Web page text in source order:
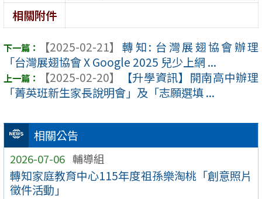
相關公告
2026-07-06 輔導組
轉知家庭教育中心115年度祖孫樂淘桃「創意照片
徵件活動」
相關附件
【2025-02-21】 轉知: 台灣展翅協會辦理
「台灣展翅協會 X Google 2025 兒少上網 ...
【2025-02-20】
【升學資訊】開南高中辦理
「菁英班新生家長說明會」及「志願選填 ...